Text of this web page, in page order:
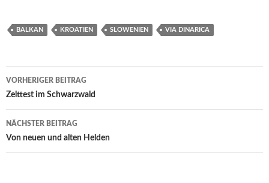
BALKAN KROATIEN SLOWENIEN VIA DINARICA
Beitragsnavigation
VORHERIGER BEITRAG
Zelttest im Schwarzwald
NÄCHSTER BEITRAG
Von neuen und alten Helden